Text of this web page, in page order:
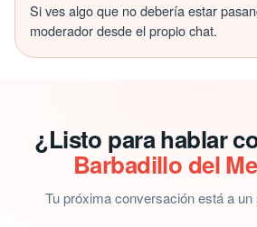
Si ves algo que no debería estar
moderador desde el propio chat.
¿Listo para hablar
Barbadillo del
Tu próxima conversación está a un